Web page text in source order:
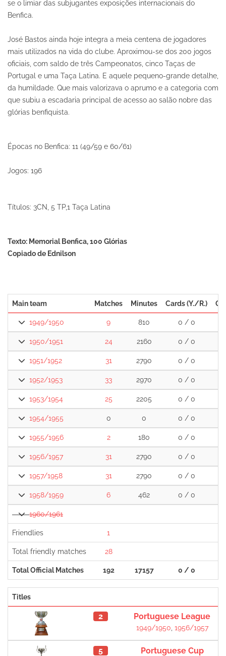
se o limiar das subjugantes exposições internacionais do
Benfica.
José Bastos ainda hoje integra a meia centena de jogadores
mais utilizados na vida do clube. Aproximou-se dos 200 jogos
oficiais, com saldo de três Campeonatos, cinco Taças de
Portugal e uma Taça Latina. E aquele pequeno-grande detalhe,
da humildade. Que mais valorizava o aprumo e a categoria com
que subiu a escadaria principal de acesso ao salão nobre das
glórias benfiquista.
Épocas no Benfica: 11 (49/59 e 60/61)
Jogos: 196
Títulos: 3CN, 5 TP,1 Taça Latina
Texto: Memorial Benfica, 100 Glórias
Copiado de Ednilson
Main team Matches Minutes Cards (Y./R.)
1949/1950 9 810 0 / 0
1950/1951 24 2160 0 / 0
1951/1952 31 2790 0 / 0
1952/1953 33 2970 0 / 0
1953/1954 25 2205 0 / 0
1954/1955 0 0 0 / 0
1955/1956 2 180 0 / 0
1956/1957 31 2790 0 / 0
1957/1958 31 2790 0 / 0
1958/1959 6 462 0 / 0
1960/1961
Friendlies 1
Total friendly matches 28
Total Official Matches 192 17157 0 / 0
Titles
2 Portuguese League
1949/1950 1956/1957
5 Portuguese Cup